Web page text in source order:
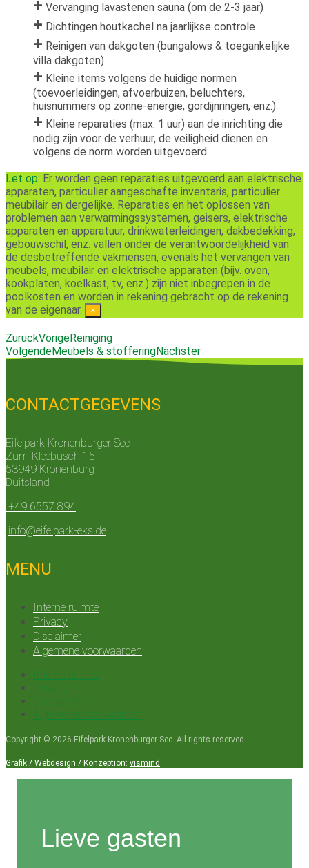
Vervanging lavastenen sauna (om de 2-3 jaar)
Dichtingen houtkachel na jaarlijkse controle
Reinigen van dakgoten (bungalows & toegankelijke
villa dakgoten)
Kleine items volgens de huidige normen
(toevoerleidingen, afvoerbuizen, beluchters,
huisnummers op zonne-energie, gordijnringen, enz.)
Kleine reparaties (max. 1 uur) aan de inrichting die
nodig zijn voor de verhuur, de veiligheid dienen en
volgens de norm worden uitgevoerd
Let op: Er worden geen reparaties uitgevoerd aan elektrische
apparaten, particulier aangeschafte inventaris, particulier
meubilair en dergelijke. Reparaties en het oplossen van
problemen aan verwarmingssystemen, geisers, elektrische
apparaten en apparatuur, drinkwaterleidingen, dakbedekking,
gebouwschil, enz. vallen onder de verantwoordelijkheid van
de desbetreffende vakmensen, evenals het vervangen van
meubels, meubilair en elektrische apparaten (bijv. oven,
kookplaten, koelkast, tv, enz.) zijn niet inbegrepen in de
poolkosten en worden in rekening gebracht op de rekening
van de eigenaar.
×
ZurückVorigeReiniging
VolgendeMeubels & stofferingNächster
CONTACTGEGEVENS
Eifelpark Kronenburger See
Zum Kleebusch 15
53949 Kronenburg
Duitsland
+49 6557 894
info@eifelpark-eks.de
MENU
Interne ruimte
Privacy
Disclaimer
Algemene voorwaarden
Interne ruimte
Privacy
Disclaimer
Algemene voorwaarden
Copyright © 2026 Eifelpark Kronenburger See. All rights reserved.
Grafik / Webdesign / Konzeption: vismind
Lieve gasten